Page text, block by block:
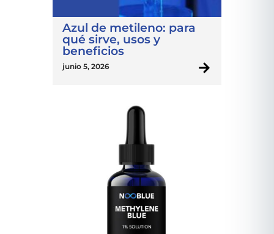
Azul de metileno: para
qué sirve, usos y
beneficios
junio 5, 2026